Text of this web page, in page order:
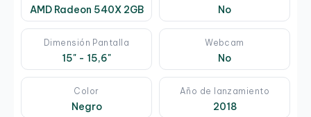
AMD Radeon 540X 2GB No
Dimensión Pantalla
15" - 15,6"
Webcam
No
Color
Negro
Año de lanzamiento
2018